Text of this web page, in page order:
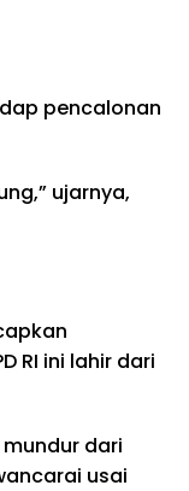
pencalonan
ujarnya,
RI ini lahir dari
mundur dari
usai